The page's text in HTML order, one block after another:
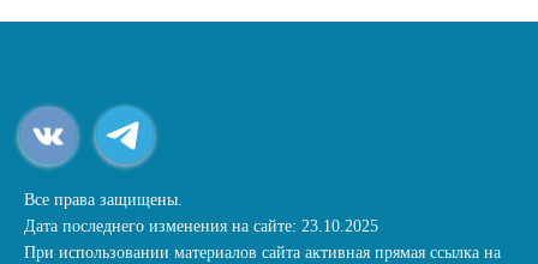
Все права защищены.
Дата последнего изменения на сайте: 23.10.2025
При использовании материалов сайта активная прямая ссылка на